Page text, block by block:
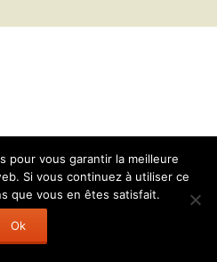
pour vous garantir la meilleure
Si vous continuez à utiliser ce
que vous en êtes satisfait.
Ok